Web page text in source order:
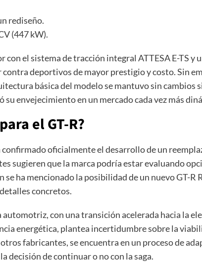
rediseño.
(447 kW).
con el sistema de tracción integral ATTESA E-TS y
deportivos de mayor prestigio y costo. Sin
básica del modelo se mantuvo sin cambios
su envejecimiento en un mercado cada vez más
el GT-R?
oficialmente el desarrollo de un
sugieren que la marca podría estar evaluando
ha mencionado la posibilidad de un nuevo GT-R
concretos.
con una transición acelerada hacia la
energética, plantea incertidumbre sobre la
fabricantes, se encuentra en un proceso de
decisión de continuar o no con la saga.